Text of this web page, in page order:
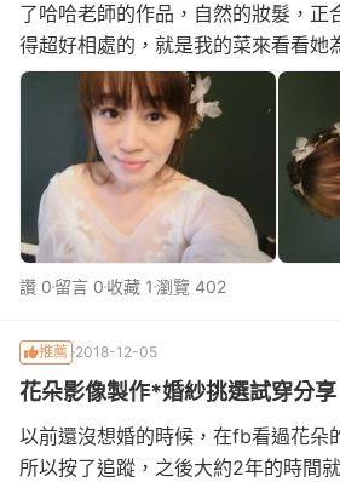
了哈哈老師的作品，自然的妝髮，正
得超好相處的，就是我的菜來看看
一森林系白紗我們已經提早到了，哈
所有的武器一字排開，第一套白紗的
讚 0 留言 0 收藏 1 瀏覽 402
推薦 2018-12-05
花朵影像製作*婚紗挑選試穿分享
以前還沒想婚的時候，在fb看過花朵
所以按了追蹤，之後大約2年的時間